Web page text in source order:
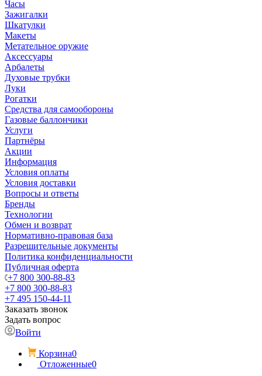
Часы
Зажигалки
Шкатулки
Макеты
Метательное оружие
Аксессуары
Арбалеты
Духовые трубки
Луки
Рогатки
Средства для самообороны
Газовые баллончики
Услуги
Партнёры
Акции
Информация
Условия оплаты
Условия доставки
Вопросы и ответы
Бренды
Технологии
Обмен и возврат
Нормативно-правовая база
Разрешительные документы
Политика конфиденциальности
Публичная оферта
+7 800 300-88-83
+7 800 300-88-83
+7 495 150-44-11
Заказать звонок
Задать вопрос
Войти
Корзина0
Отложенные0